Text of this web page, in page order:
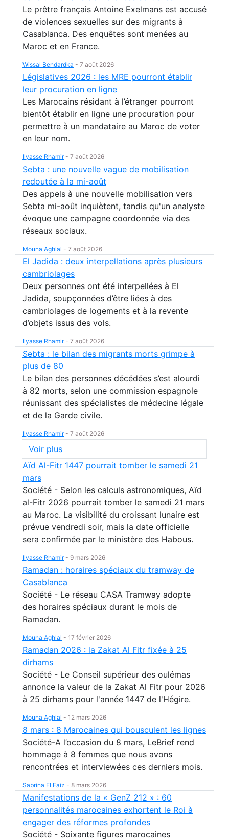
Le prêtre français Antoine Exelmans est accusé
de violences sexuelles sur des migrants à
Casablanca. Des enquêtes sont menées au
Maroc et en France.
Wissal Bendardka - 7 août 2026
Législatives 2026 : les MRE pourront établir
leur procuration en ligne
Les Marocains résidant à l’étranger pourront
bientôt établir en ligne une procuration pour
permettre à un mandataire au Maroc de voter
en leur nom.
Ilyasse Rhamir- 7 août 2026
Sebta : une nouvelle vague de mobilisation
redoutée à la mi-août
Des appels à une nouvelle mobilisation vers
Sebta mi-août inquiètent, tandis qu'un analyste
évoque une campagne coordonnée via des
réseaux sociaux.
Mouna Aghlal - 7 août 2026
El Jadida : deux interpellations après plusieurs
cambriolages
Deux personnes ont été interpellées à El
Jadida, soupçonnées d’être liées à des
cambriolages de logements et à la revente
d’objets issus des vols.
Ilyasse Rhamir- 7 août 2026
Sebta : le bilan des migrants morts grimpe à
plus de 80
Le bilan des personnes décédées s’est alourdi
à 82 morts, selon une commission espagnole
réunissant des spécialistes de médecine légale
et de la Garde civile.
Ilyasse Rhamir- 7 août 2026
Voir plus
Aïd Al-Fitr 1447 pourrait tomber le samedi 21
mars
Société - Selon les calculs astronomiques, Aïd
al-Fitr 2026 pourrait tomber le samedi 21 mars
au Maroc. La visibilité du croissant lunaire est
prévue vendredi soir, mais la date officielle
sera confirmée par le ministère des Habous.
Ilyasse Rhamir- 9 mars 2026
Ramadan : horaires spéciaux du tramway de
Casablanca
Société - Le réseau CASA Tramway adopte
des horaires spéciaux durant le mois de
Ramadan.
Mouna Aghlal - 17 février 2026
Ramadan 2026 : la Zakat Al Fitr fixée à 25
dirhams
Société - Le Conseil supérieur des oulémas
annonce la valeur de la Zakat Al Fitr pour 2026
à 25 dirhams pour l'année 1447 de l'Hégire.
Mouna Aghlal - 12 mars 2026
8 mars : 8 Marocaines qui bousculent les lignes
Société-A l’occasion du 8 mars, LeBrief rend
hommage à 8 femmes que nous avons
rencontrées et interviewées ces derniers mois.
Sabrina El Faiz - 8 mars 2026
Manifestations de la « GenZ 212 » : 60
personnalités marocaines exhortent le Roi à
engager des réformes profondes
Société - Soixante figures marocaines